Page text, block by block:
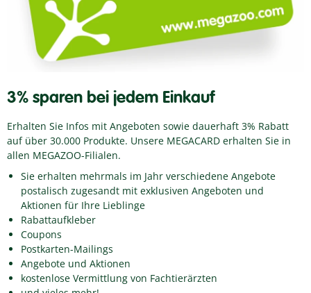
3% sparen bei jedem Einkauf
Erhalten Sie Infos mit Angeboten sowie dauerhaft 3% Rabatt
auf über 30.000 Produkte. Unsere MEGACARD erhalten Sie in
allen MEGAZOO-Filialen.
Sie erhalten mehrmals im Jahr verschiedene Angebote
postalisch zugesandt mit exklusiven Angeboten und
Aktionen für Ihre Lieblinge
Rabattaufkleber
Coupons
Postkarten-Mailings
Angebote und Aktionen
kostenlose Vermittlung von Fachtierärzten